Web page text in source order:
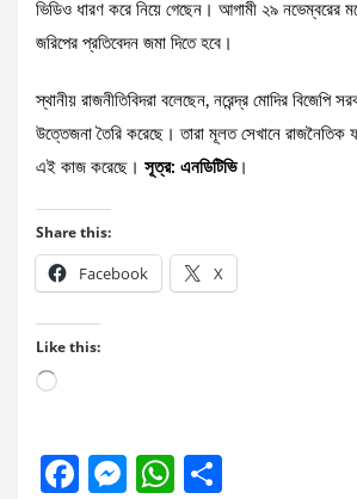
ভিডিও ধারণ করে নিয়ে গেছেন। আগামী ২৯ নভেম্বরের
জরিপের প্রতিবেদন জমা দিতে হবে।
স্থানীয় রাজনীতিবিদরা বলেছেন, নরেন্দ্র মোদির বিজেপি
উত্তেজনা তৈরি করেছে। তারা মূলত সেখানে রাজনৈতিক
এই কাজ করেছে। সূত্র: এনডিটিভি।
Share this:
Facebook X
Like this:
Loading…
F
M W